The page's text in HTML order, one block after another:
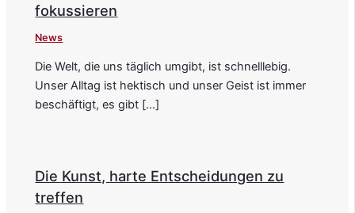
fokussieren
News
Die Welt, die uns täglich umgibt, ist schnelllebig.
Unser Alltag ist hektisch und unser Geist ist immer
beschäftigt, es gibt […]
Die Kunst, harte Entscheidungen zu
treffen